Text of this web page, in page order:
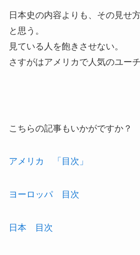
日本史の内容よりも、その見せ
と思う。
見ている人を飽きさせない。
さすがはアメリカで人気のユー
こちらの記事もいかがですか？
アメリカ 「目次」
ヨーロッパ 目次
日本 目次